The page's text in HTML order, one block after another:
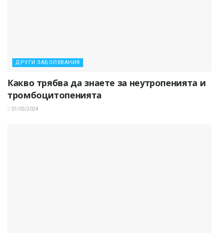
ДРУГИ ЗАБОЛЯВАНИЯ
Какво трябва да знаете за неутропенията и
тромбоцитопенията
01/03/2024